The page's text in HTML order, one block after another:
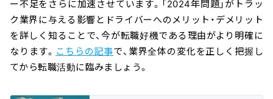
ー不足をさらに加速させています。「2024年問題」がトラッ
ク業界に与える影響とドライバーへのメリット・デメリット
を詳しく知ることで、今が転職好機である理由がより明確に
なります。 こちらの記事で、業界全体の変化を正しく把握し
てから転職活動に臨みましょう。